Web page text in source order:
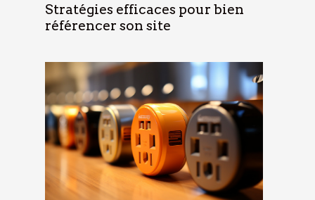
Stratégies efficaces pour bien
référencer son site